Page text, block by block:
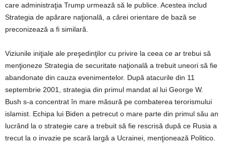
care administraţia Trump urmează să le publice. Acestea includ
Strategia de apărare naţională, a cărei orientare de bază se
preconizează a fi similară.
Viziunile iniţiale ale preşedinţilor cu privire la ceea ce ar trebui să
menţioneze Strategia de securitate naţională a trebuit uneori să fie
abandonate din cauza evenimentelor. După atacurile din 11
septembrie 2001, strategia din primul mandat al lui George W.
Bush s-a concentrat în mare măsură pe combaterea terorismului
islamist. Echipa lui Biden a petrecut o mare parte din primul său an
lucrând la o strategie care a trebuit să fie rescrisă după ce Rusia a
trecut la o invazie pe scară largă a Ucrainei, menţionează Politico.